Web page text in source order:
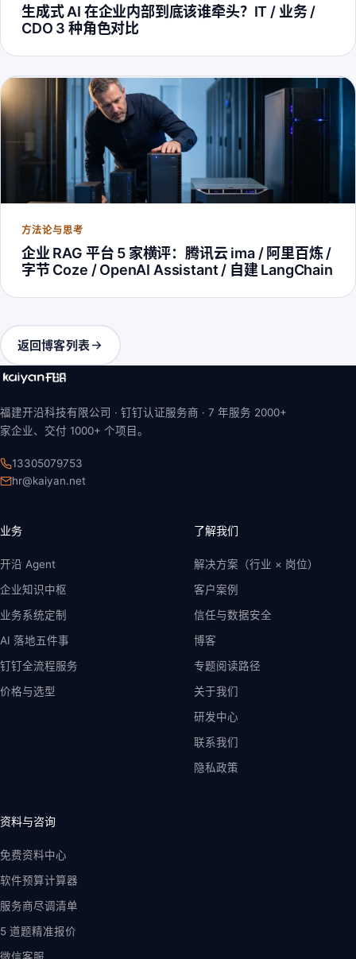
生成式 AI 在企业内部到底该谁牵头？IT / 业务 /
CDO 3 种角色对比
方法论与思考
企业 RAG 平台 5 家横评：腾讯云 ima / 阿里百炼 /
字节 Coze / OpenAI Assistant / 自建 LangChain
返回博客列表
福建开沿科技有限公司 · 钉钉认证服务商 · 7 年服务 2000+
家企业、交付 1000+ 个项目。
13305079753
hr@kaiyan.net
业务
开沿 Agent
企业知识中枢
业务系统定制
AI 落地五件事
钉钉全流程服务
价格与选型
了解我们
解决方案（行业 × 岗位）
客户案例
信任与数据安全
博客
专题阅读路径
关于我们
研发中心
联系我们
隐私政策
资料与咨询
免费资料中心
软件预算计算器
服务商尽调清单
5 道题精准报价